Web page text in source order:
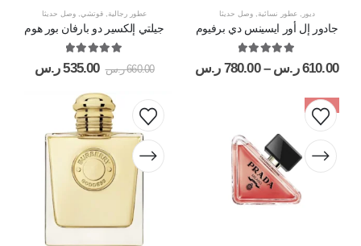
ديور ,عطور نسائية ,وصل حديثا
جادور إل أور ايسينس دي برفيوم
610.00 ر.س –
780.00 ر.س
عطور رجالية قوتشي وصل حديثا
جيلتي إلكسير دو بارفان بور هوم
660.00 ر.س 535.00 ر.س
-21%